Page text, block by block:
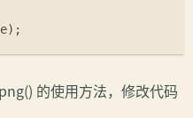
的使用方法，修改代码